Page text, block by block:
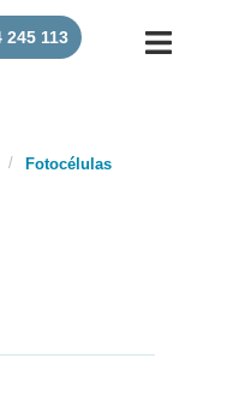
245 113
/ Fotocélulas